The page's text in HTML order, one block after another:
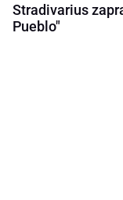
Stradivarius
Pueblo"